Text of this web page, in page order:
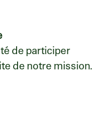
de participer
de notre mission.